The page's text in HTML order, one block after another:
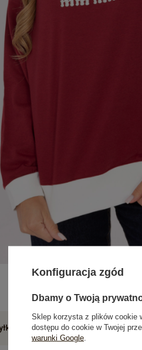
i dostawa Zwroty i
Konfiguracja zgód
Dbamy o Twoją
Sklep korzysta z plików cookie
dostępu do cookie w Twojej
warunki Google